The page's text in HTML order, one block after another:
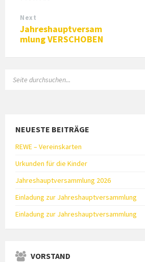
Next
Jahreshauptversam
mlung VERSCHOBEN
NEUESTE BEITRÄGE
REWE – Vereinskarten
Urkunden für die Kinder
Jahreshauptversammlung 2026
Einladung zur Jahreshauptversammlung
Einladung zur Jahreshauptversammlung
VORSTAND